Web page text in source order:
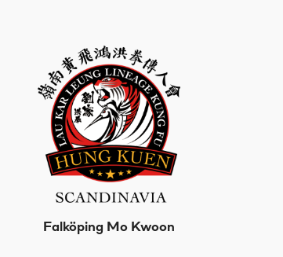
Falköping Mo Kwoon